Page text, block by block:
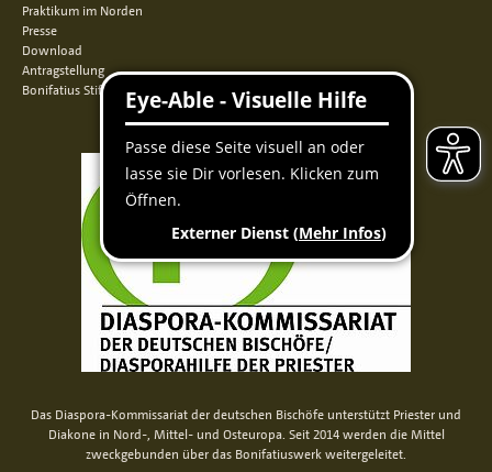
Praktikum im Norden
Presse
Download
Antragstellung
Bonifatius Stiftungszentrum
Das Diaspora-Kommissariat der deutschen Bischöfe unterstützt Priester und
Diakone in Nord-, Mittel- und Osteuropa. Seit 2014 werden die Mittel
zweckgebunden über das Bonifatiuswerk weitergeleitet.